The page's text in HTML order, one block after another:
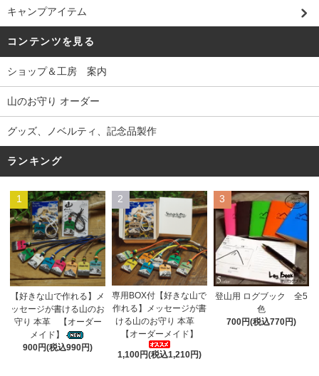
キャンプアイテム
コンテンツを見る
ショップ＆工房 案内
山のお守り オーダー
グッズ、ノベルティ、記念品製作
ランキング
1
【好きな山で作れる】メ
ッセージが書ける山のお
守り 本革 【オーダー
メイド】
900円(税込990円)
2
専用BOX付【好きな山で
作れる】メッセージが書
ける山のお守り 本革
【オーダーメイド】
1,100円(税込1,210円)
3
登山用 ログブック 全5
色
700円(税込770円)